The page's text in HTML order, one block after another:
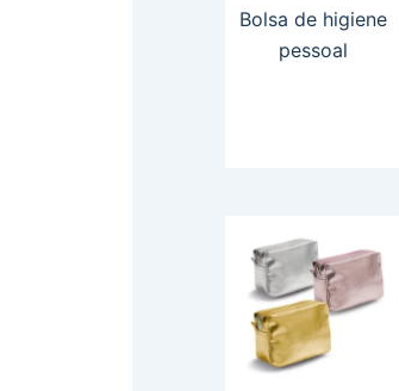
Bolsa de higiene
pessoal